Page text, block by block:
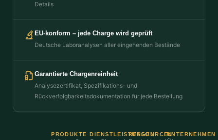
Details
EU-konform – jede Charge wird geprüft
Deutsche Laboranalysen aller eingehenden Bestände
Garantierte Chargenreinheit
Analysezertifikat, Spezifikations- und
Rückverfolgbarkeitsdokumentation für jede Bestellung
PRODUKTE DIENSTLEISTUNGEN
RESSOURCENUNTERNEHMEN